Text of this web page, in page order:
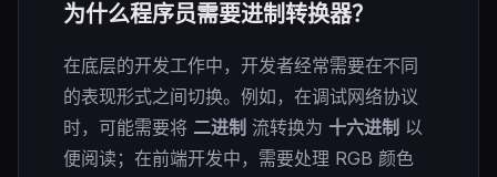
为什么程序员需要进制转换器？
在底层的开发工作中，开发者经常需要在不同
的表现形式之间切换。例如，在调试网络协议
时，可能需要将 二进制 流转换为 十六进制 以
便阅读；在前端开发中，需要处理 RGB 颜色